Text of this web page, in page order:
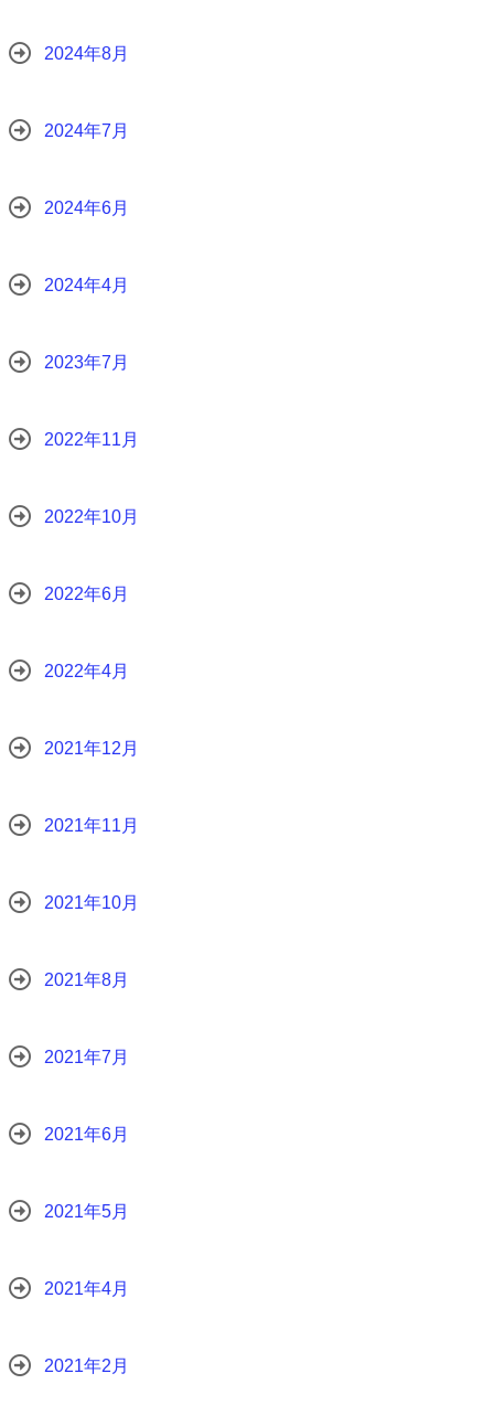
2024年8月
2024年7月
2024年6月
2024年4月
2023年7月
2022年11月
2022年10月
2022年6月
2022年4月
2021年12月
2021年11月
2021年10月
2021年8月
2021年7月
2021年6月
2021年5月
2021年4月
2021年2月